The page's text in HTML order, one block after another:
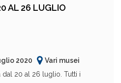
AL 26 LUGLIO
2020
Vari musei
20 al 26 luglio. Tutti i